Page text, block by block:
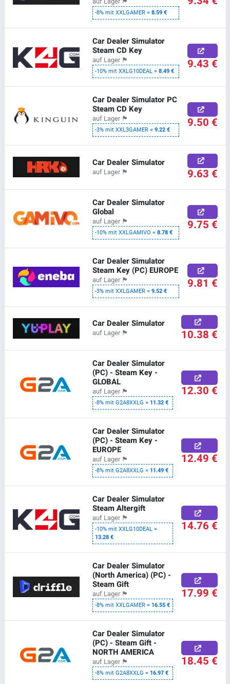
-8% mit XXLGAMER =8.59 €
Car Dealer Simulator
Steam CD Key
auf Lager 🏴
-10% mit XXLG10DEAL =8.49 € 9.43 €
Car Dealer Simulator PC
Steam CD Key
auf Lager 🏴
-3% mit XXL3GAMER =9.22 € 9.50 €
Car Dealer Simulator
auf Lager 🏴 9.63 €
Car Dealer Simulator
Global
auf Lager 🏴
-10% mit XXLGAMIVO =8.78 € 9.75 €
Car Dealer Simulator
Steam Key (PC) EUROPE
auf Lager 🏴
-3% mit XXLGAMER =9.52 € 9.81 €
Car Dealer Simulator
auf Lager 🏴 10.38 €
Car Dealer Simulator
(PC) - Steam Key -
GLOBAL
auf Lager 🏴
-8% mit G2A8XXLG =11.32 €
12.30 €
Car Dealer Simulator
(PC) - Steam Key -
EUROPE
auf Lager 🏴
-8% mit G2A8XXLG =11.49 €
12.49 €
Car Dealer Simulator
Steam Altergift
auf Lager 🏴
-10% mit XXLG10DEAL =
13.28 €
14.76 €
Car Dealer Simulator
(North America) (PC) -
Steam Gift
auf Lager 🏴
-8% mit XXLGAMER =16.55 €
17.99 €
Car Dealer Simulator
(PC) - Steam Gift -
NORTH AMERICA
auf Lager 🏴
-8% mit G2A8XXLG =16.97 €
18.45 €